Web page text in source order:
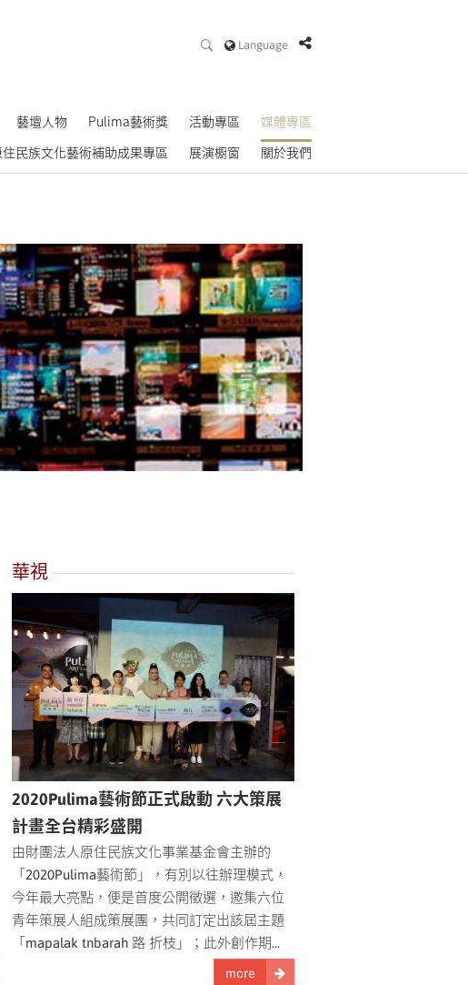
Language
藝壇人物 Pulima藝術獎 活動專區
媒體專區
住民族文化藝術補助成果專區
展演櫥窗 關於我們
華視
2020Pulima藝術節正式啟動 六大策展
計畫全台精彩盛開
由財團法人原住民族文化事業基金會主辦的
「2020Pulima藝術節」，有別以往辦理模式，
今年最大亮點，便是首度公開徵選，邀集六位
青年策展人組成策展團，共同訂定出該屆主題
「mapalak tnbarah 路 折枝」；此外創作期...
more